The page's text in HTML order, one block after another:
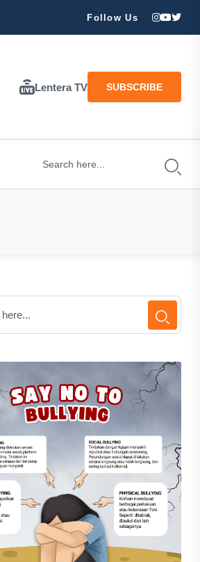
Follow Us
Lentera TV SUBSCRIBE